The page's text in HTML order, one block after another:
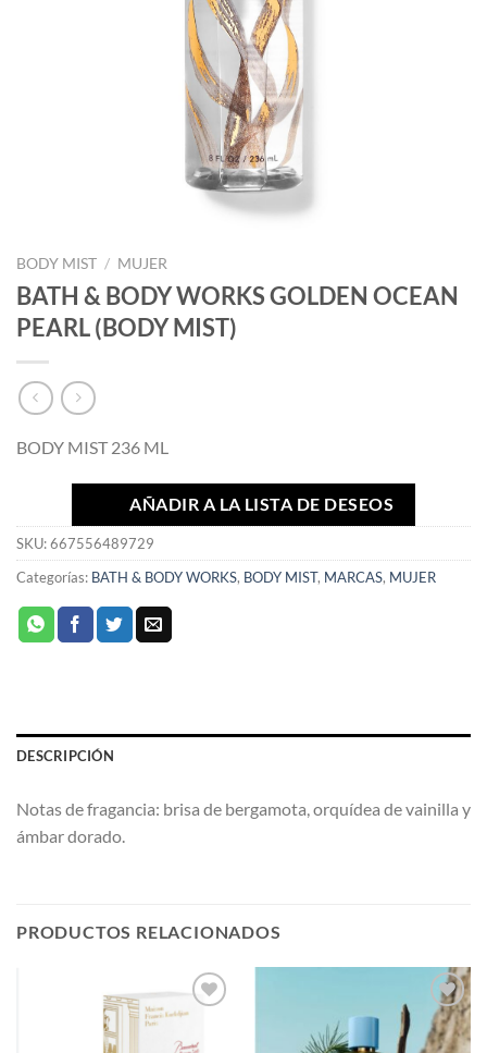
BODY MIST / MUJER
BATH & BODY WORKS GOLDEN OCEAN
PEARL (BODY MIST)
BODY MIST 236 ML
AÑADIR A LA LISTA DE DESEOS
SKU:667556489729
Categorías: BATH & BODY WORKS, BODY MIST, MARCAS, MUJER
DESCRIPCIÓN
Notas de fragancia: brisa de bergamota, orquídea de vainilla y
ámbar dorado.
PRODUCTOS RELACIONADOS
A LA
AÑADIR
A LA